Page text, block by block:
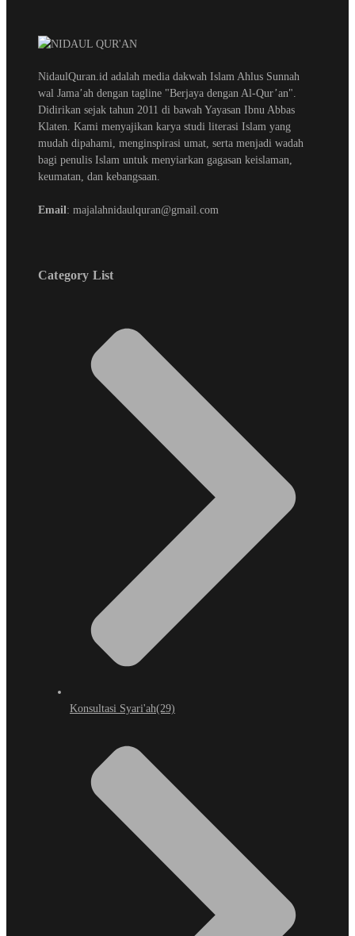
NidaulQuran.id adalah media dakwah Islam Ahlus Sunnah
wal Jama’ah dengan tagline "Berjaya dengan Al-Qur’an".
Didirikan sejak tahun 2011 di bawah Yayasan Ibnu Abbas
Klaten. Kami menyajikan karya studi literasi Islam yang
mudah dipahami, menginspirasi umat, serta menjadi wadah
bagi penulis Islam untuk menyiarkan gagasan keislaman,
keumatan, dan kebangsaan.
Email: majalahnidaulquran@gmail.com
Category List
Konsultasi Syari'ah(29)